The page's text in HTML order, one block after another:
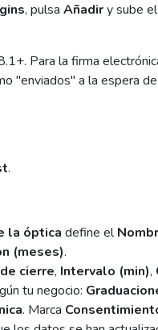
, pulsa Añadiry sube
Para la firma
"enviados" a la espera
.
la óptica define el
(meses).
cierre, Intervalo (min),
tu negocio:
. Marca